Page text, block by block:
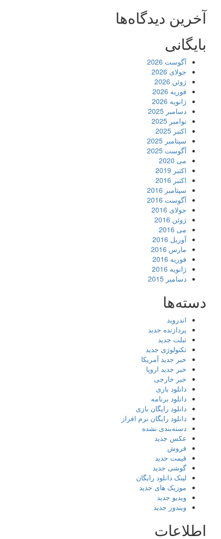
آخرین دیدگاه‌ها
بایگانی
آگوست 2026
جولای 2026
ژوئن 2026
فوریه 2026
ژانویه 2026
دسامبر 2025
نوامبر 2025
اکتبر 2025
سپتامبر 2025
آگوست 2025
می 2020
اکتبر 2019
اکتبر 2016
سپتامبر 2016
آگوست 2016
جولای 2016
ژوئن 2016
می 2016
آوریل 2016
مارس 2016
فوریه 2016
ژانویه 2016
دسامبر 2015
دسته‌ها
اندروید
پردازنده جدید
تبلت جدید
تکنولوژی جدید
خبر جدید آمریکا
خبر جدید اروپا
خبر خارجی
دانلود بازی
دانلود برنامه
دانلود رایگان بازی
دانلود رایگان نرم افراز
دسته‌بندی نشده
عکس جدید
فروش
قیمت جدید
گوشی جدید
لینک دانلود رایگان
موزیک های جدید
ویدیو جدید
ویندوز جدید
اطلاعات